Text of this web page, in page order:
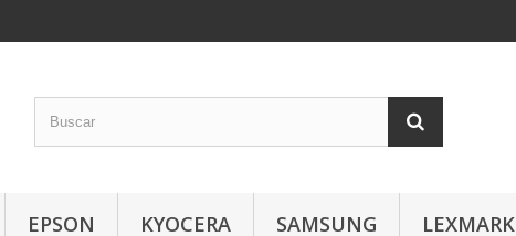
EPSON KYOCERA SAMSUNG LEXMARK